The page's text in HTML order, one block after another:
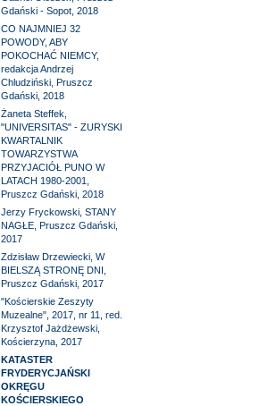
Gdański - Sopot, 2018
CO NAJMNIEJ 32
POWODY, ABY
POKOCHAĆ NIEMCY,
redakcja Andrzej
Chludziński, Pruszcz
Gdański, 2018
Żaneta Steffek,
"UNIVERSITAS" - ZURYSKI
KWARTALNIK
TOWARZYSTWA
PRZYJACIÓŁ PUNO W
LATACH 1980-2001,
Pruszcz Gdański, 2018
Jerzy Fryckowski, STANY
NAGŁE, Pruszcz Gdański,
2017
Zdzisław Drzewiecki, W
BIELSZĄ STRONĘ DNI,
Pruszcz Gdański, 2017
"Kościerskie Zeszyty
Muzealne", 2017, nr 11, red.
Krzysztof Jażdżewski,
Kościerzyna, 2017
KATASTER
FRYDERYCJAŃSKI
OKRĘGU
KOŚCIERSKIEGO